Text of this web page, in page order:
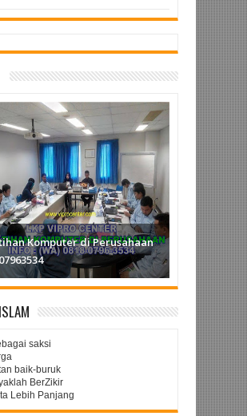
Komputer ms Office di Bekasi
081807963534 hanya di
CENTER
Komputer di Perusahaan
saksi
baik-buruk
BerZikir
Lebih Panjang